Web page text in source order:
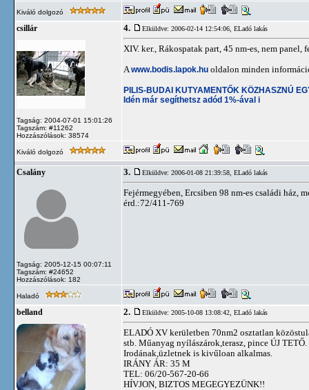
Kiváló dolgozó
csillár
Tagság: 2004-07-01 15:01:26
Tagszám: #11262
Hozzászólások: 38574
4. Elküldve: 2006-02-14 12:54:06, ELadó lakás
XIV. ker., Rákospatak part, 45 nm-es, nem
A www.bodis.lapok.hu oldalon minden
PILIS-BUDAI KUTYAMENTŐK KÖZHASZNÚ
Idén már segíthetsz adód 1%-ával i
Kiváló dolgozó
Csalány
Tagság: 2005-12-15 00:07:11
Tagszám: #24652
Hozzászólások: 182
3. Elküldve: 2006-01-08 21:39:58, ELadó lakás
Fejérmegyében, Ercsiben 98 nm-es családi ház,
érd.:72/411-769
Haladó
belland 2. Elküldve: 2005-10-08 13:08:42, ELadó lakás
ELADÓ XV kerületben 70nm2 osztatlan
stb. Műanyag nyílászárok,terasz, pince ÚJ TETŐ.
Irodának,üzletnek is kivűloan alkalmas.
IRÁNY ÁR: 35 M
TEL: 06/20-567-20-66
HÍVJON, BIZTOS MEGEGYEZÜNK!!